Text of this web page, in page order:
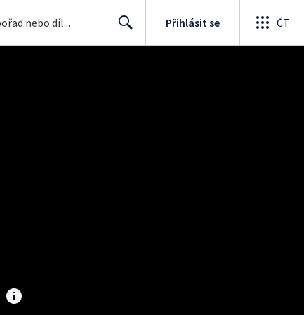
Přihlásit se ČT